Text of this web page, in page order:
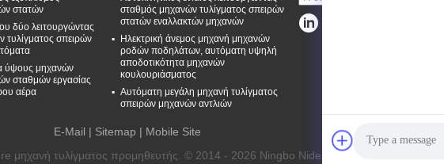
στατών
δύο λειτουργώντας
τυλίγματος σπειρών
ύψους μηχανών
σταθμών εργασίας
αέρα
σταθμός μηχανών τυλίγματος σπειρών
στατών εναλλακτών μηχανών
Ηλεκτρική άνεμος μηχανή μηχανών
ροδών ποδηλάτων, αυτόματη υψηλή
αποδοτικότητα μηχανών
κουλουριάσματος
Αυτόματη μεγάλη μηχανή τυλίγματος
σπειρών μηχανών αντλιών
E-Mail | Sitemap | Mobile Site
μηχανή τυλίγματος προμηθευτής. © 2014 - 2026 Ningbo Nide Tech Co., Ltd. All Rights